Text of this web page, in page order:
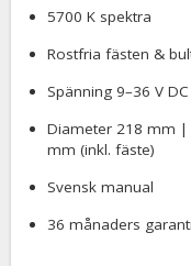
5700 K spektra
Rostfria fästen &
Spänning 9–36 V DC
Diameter 218 mm |
mm (inkl. fäste)
Svensk manual
36 månaders garanti